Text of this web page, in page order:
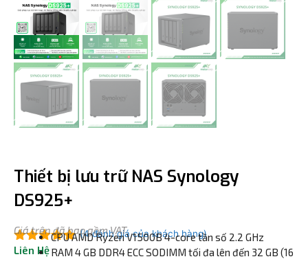
Thiết bị lưu trữ NAS Synology
DS925+
5.00 ngoài
(4đánh giá của khách hàng)
Liên Hệ
Giá trên đã bao gồm VAT
CPU AMD Ryzen V1500B 4-core tần số 2.2 GHz
RAM 4 GB DDR4 ECC SODIMM tối đa lên đến 32 GB (16